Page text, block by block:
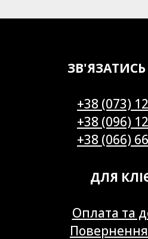
+38 (073)
+38 (096)
+38 (066)
ДЛЯ
Оплата та